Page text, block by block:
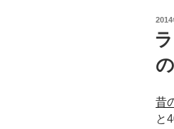
投
稿
日:
2014
昔
と